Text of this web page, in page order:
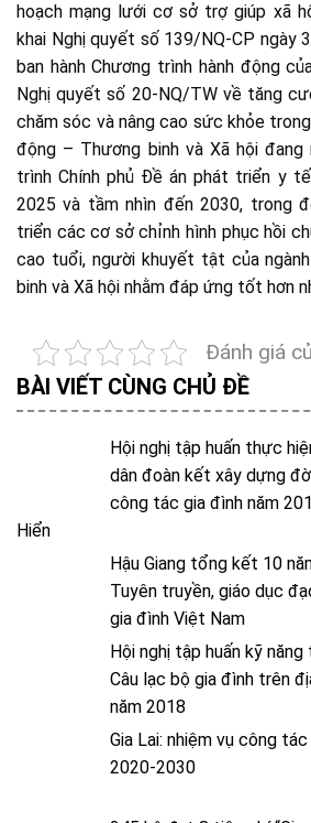
hoạch mạng lưới cơ sở trợ giúp xã
khai Nghị quyết số 139/NQ-CP ngày
ban hành Chương trình hành động
Nghị quyết số 20-NQ/TW về tăng
chăm sóc và nâng cao sức khỏe
động – Thương binh và Xã hội đang
trình Chính phủ Đề án phát triển y
2025 và tầm nhìn đến 2030, trong
triển các cơ sở chỉnh hình phục hồi
cao tuổi, người khuyết tật của
binh và Xã hội nhằm đáp ứng tốt hơn
Đánh giá
BÀI VIẾT CÙNG CHỦ ĐỀ
Hội nghị tập huấn thực
dân đoàn kết xây dựng
công tác gia đình năm
Hiển
Hậu Giang tổng kết 10
Tuyên truyền, giáo dục
gia đình Việt Nam
Hội nghị tập huấn kỹ
Câu lạc bộ gia đình trên
năm 2018
Gia Lai: nhiệm vụ công
2020-2030